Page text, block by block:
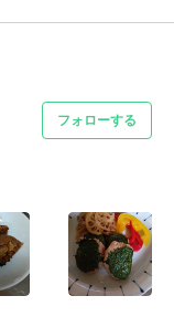
フォローする